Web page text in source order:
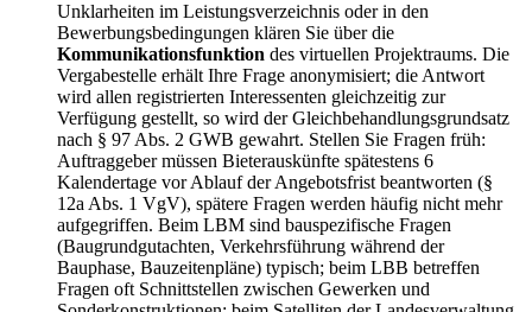
Unklarheiten im Leistungsverzeichnis oder in den
Bewerbungsbedingungen klären Sie über die
Kommunikationsfunktion des virtuellen Projektraums. Die
Vergabestelle erhält Ihre Frage anonymisiert; die Antwort
wird allen registrierten Interessenten gleichzeitig zur
Verfügung gestellt, so wird der Gleichbehandlungsgrundsatz
nach § 97 Abs. 2 GWB gewahrt. Stellen Sie Fragen früh:
Auftraggeber müssen Bieterauskünfte spätestens 6
Kalendertage vor Ablauf der Angebotsfrist beantworten (§
12a Abs. 1 VgV), spätere Fragen werden häufig nicht mehr
aufgegriffen. Beim LBM sind bauspezifische Fragen
(Baugrundgutachten, Verkehrsführung während der
Bauphase, Bauzeitenpläne) typisch; beim LBB betreffen
Fragen oft Schnittstellen zwischen Gewerken und